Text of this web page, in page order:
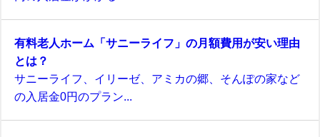
有料老人ホーム「サニーライフ」の月額費用が安い理由
とは？
サニーライフ、イリーゼ、アミカの郷、そんぽの家など
の入居金0円のプラン...